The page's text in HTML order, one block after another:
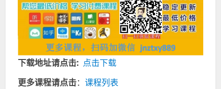
下载地址请点击: 点击下载
更多课程请点击： 课程列表